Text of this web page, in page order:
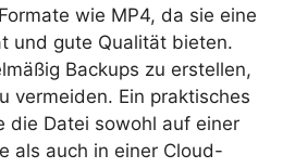
wie MP4, da sie eine
und gute Qualität bieten.
Backups zu erstellen,
vermeiden. Ein praktisches
die Datei sowohl auf einer
als auch in einer Cloud-